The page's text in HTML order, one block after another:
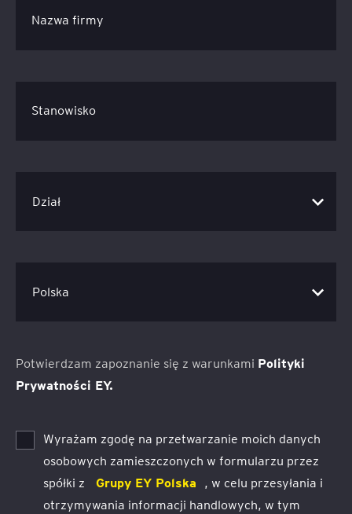
Nazwa firmy
Stanowisko
Potwierdzam zapoznanie się z warunkami Polityki
Prywatności EY.
Wyrażam zgodę na przetwarzanie moich danych
osobowych zamieszczonych w formularzu przez
spółki z
Grupy EY Polska
, w celu przesyłania i
otrzymywania informacji handlowych, w tym